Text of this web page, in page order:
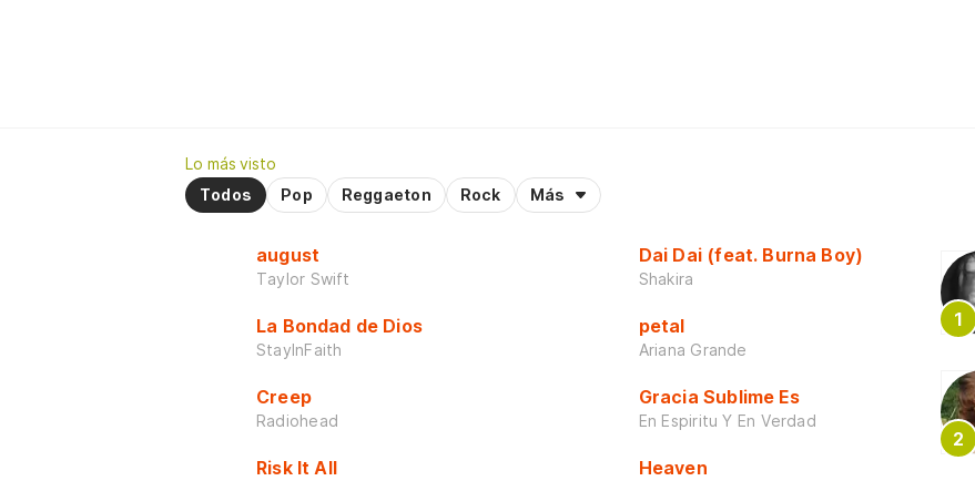
Lo más visto
Todos
Pop Reggaeton Rock Más
august
Taylor Swift
La Bondad de Dios
StayInFaith
Creep
Radiohead
Risk It All
Dai Dai (feat. Burna Boy)
Shakira
petal
Ariana Grande
Gracia Sublime Es
En Espiritu Y En Verdad
Heaven